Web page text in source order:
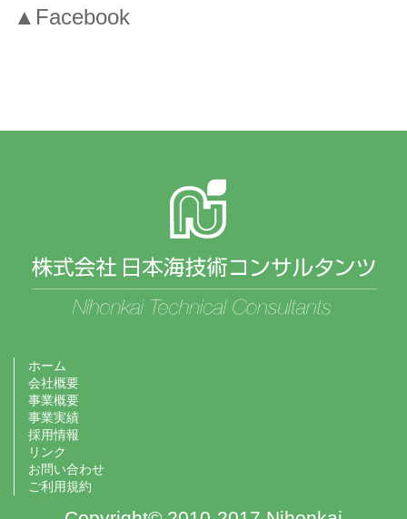
▲Facebook
ホーム
会社概要
事業概要
事業実績
採用情報
リンク
お問い合わせ
ご利用規約